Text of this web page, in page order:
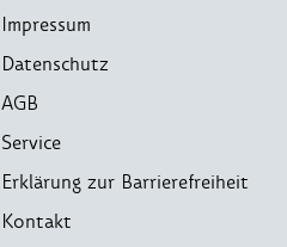
Impressum
Datenschutz
AGB
Service
Erklärung zur Barrierefreiheit
Kontakt